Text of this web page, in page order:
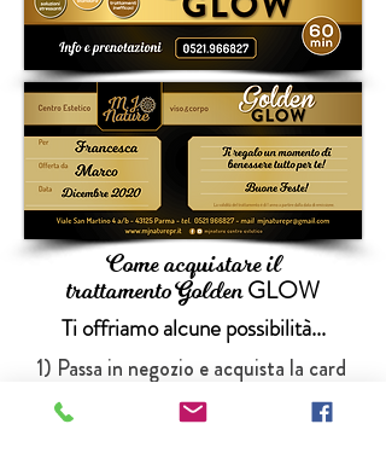
Come acquistare il
trattamento GoldenGLOW
Ti offriamo alcune possibilità...
1) Passa in negozio e acquista la card
personalizzata da
regalare personalmente!